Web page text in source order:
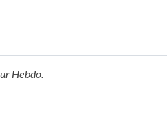
Hebdo.